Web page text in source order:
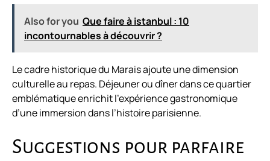
Also for you Que faire à istanbul : 10
incontournables à découvrir ?
Le cadre historique du Marais ajoute une dimension
culturelle au repas. Déjeuner ou dîner dans ce quartier
emblématique enrichit l’expérience gastronomique
d’une immersion dans l’histoire parisienne.
Suggestions pour parfaire